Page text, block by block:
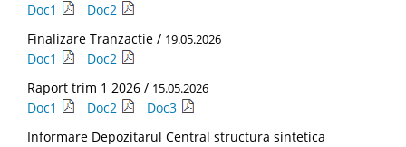
Doc1
Doc2
Finalizare Tranzactie / 19.05.2026
Doc1
Doc2
Raport trim 1 2026 / 15.05.2026
Doc1 Doc2
Doc3
Informare Depozitarul Central structura sintetica